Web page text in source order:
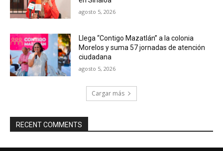
agosto 5, 2026
Llega “Contigo Mazatlán” a la colonia
Morelos y suma 57 jornadas de atención
ciudadana
agosto 5, 2026
Cargar más
RECENT COMMENTS